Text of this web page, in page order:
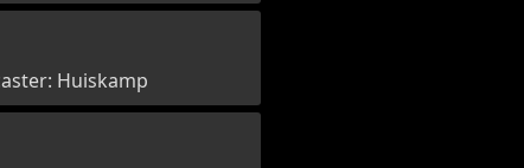
Huiskamp